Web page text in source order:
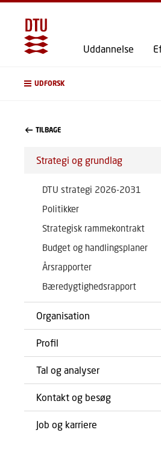
Uddannelse
UDFORSK
TILBAGE
Strategi og grundlag
DTU strategi 2026-2031
Politikker
Strategisk rammekontrakt
Budget og handlingsplaner
Årsrapporter
Bæredygtighedsrapport
Organisation
Profil
Tal og analyser
Kontakt og besøg
Job og karriere